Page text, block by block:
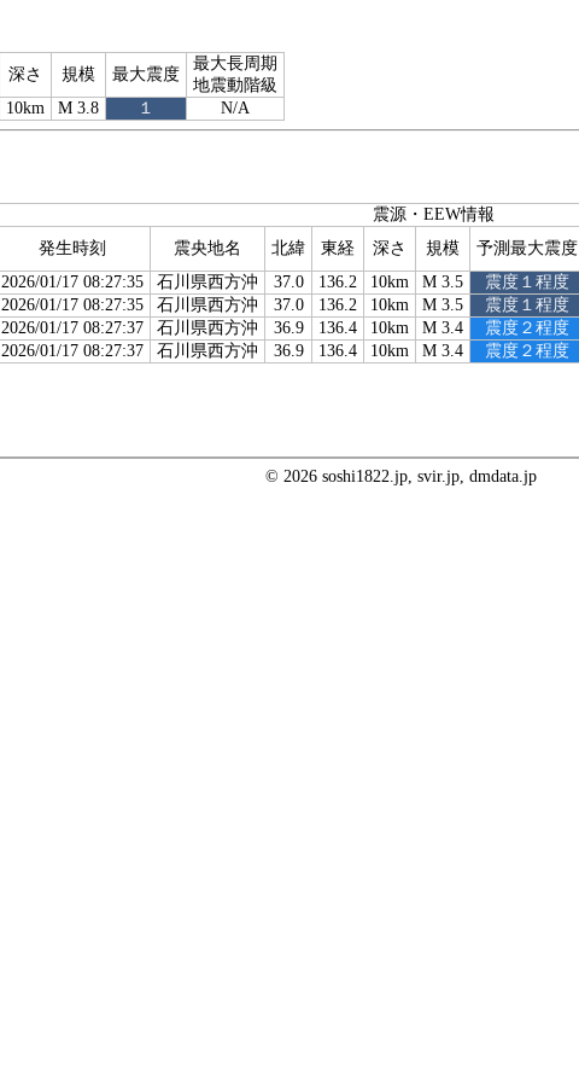
深さ 規模 最大震度
最大長周期
地震動階級
10km M 3.8 １ N/A
震源・EEW情報
発生時刻
震央地名 北緯 東経 深さ 規模 予測最大震度
2026/01/17 08:27:35 石川県西方沖 37.0 136.2 10km M 3.5 震度１程度
2026/01/17 08:27:35 石川県西方沖 37.0 136.2 10km M 3.5 震度１程度
2026/01/17 08:27:37 石川県西方沖 36.9 136.4 10km M 3.4 震度２程度
2026/01/17 08:27:37 石川県西方沖 36.9 136.4 10km M 3.4 震度２程度
© 2026 soshi1822.jp, svir.jp, dmdata.jp